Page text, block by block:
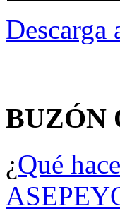
BUZÓN
¿Qué